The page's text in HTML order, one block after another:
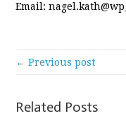
Email:
← Previous post
Related Posts